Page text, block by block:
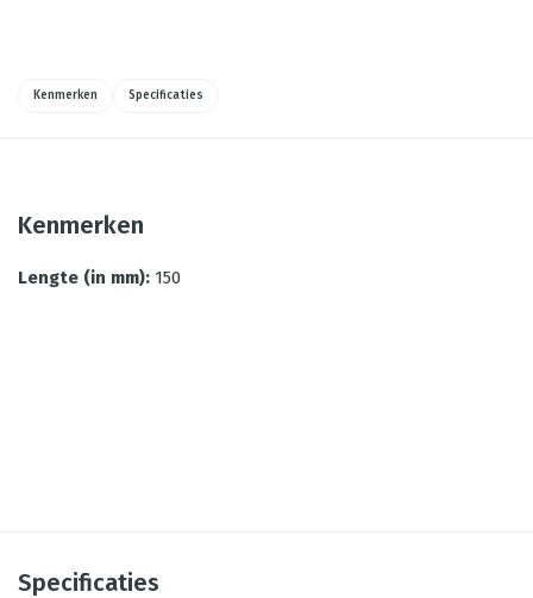
Kenmerken Specificaties
Kenmerken
Lengte (in mm): 150
Specificaties